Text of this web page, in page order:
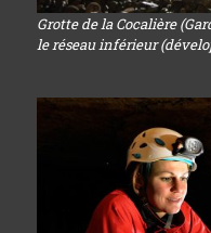
Grotte de la Cocalière
le réseau inférieur